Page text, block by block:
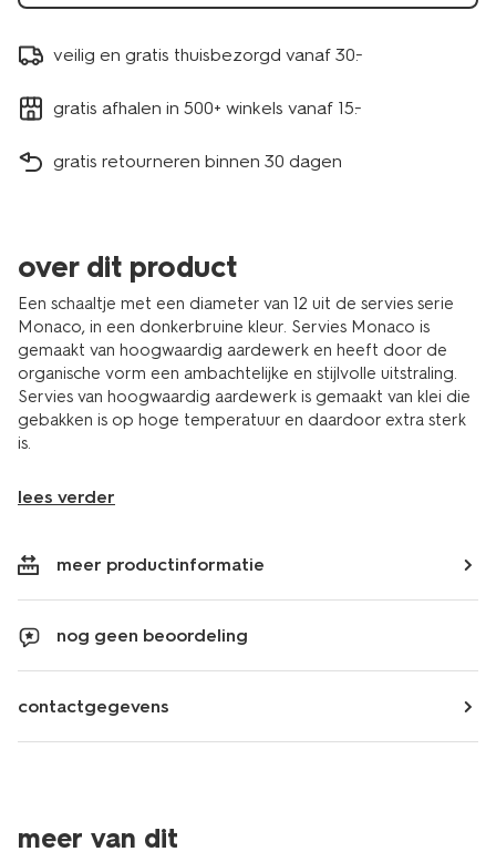
veilig en gratis thuisbezorgd vanaf 30.-
gratis afhalen in 500+ winkels vanaf 15.-
gratis retourneren binnen 30 dagen
over dit product
Een schaaltje met een diameter van 12 uit de servies serie
Monaco, in een donkerbruine kleur. Servies Monaco is
gemaakt van hoogwaardig aardewerk en heeft door de
organische vorm een ambachtelijke en stijlvolle uitstraling.
Servies van hoogwaardig aardewerk is gemaakt van klei die
gebakken is op hoge temperatuur en daardoor extra sterk
is.
lees verder
meer productinformatie
nog geen beoordeling
contactgegevens
meer van dit
2+1 gratis